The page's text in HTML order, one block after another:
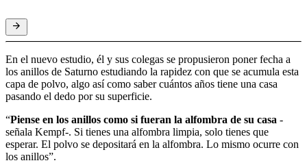
En el nuevo estudio, él y sus colegas se propusieron poner fecha a
los anillos de Saturno estudiando la rapidez con que se acumula esta
capa de polvo, algo así como saber cuántos años tiene una casa
pasando el dedo por su superficie.
“Piense en los anillos como si fueran la alfombra de su casa -
señala Kempf-. Si tienes una alfombra limpia, solo tienes que
esperar. El polvo se depositará en la alfombra. Lo mismo ocurre con
los anillos”.